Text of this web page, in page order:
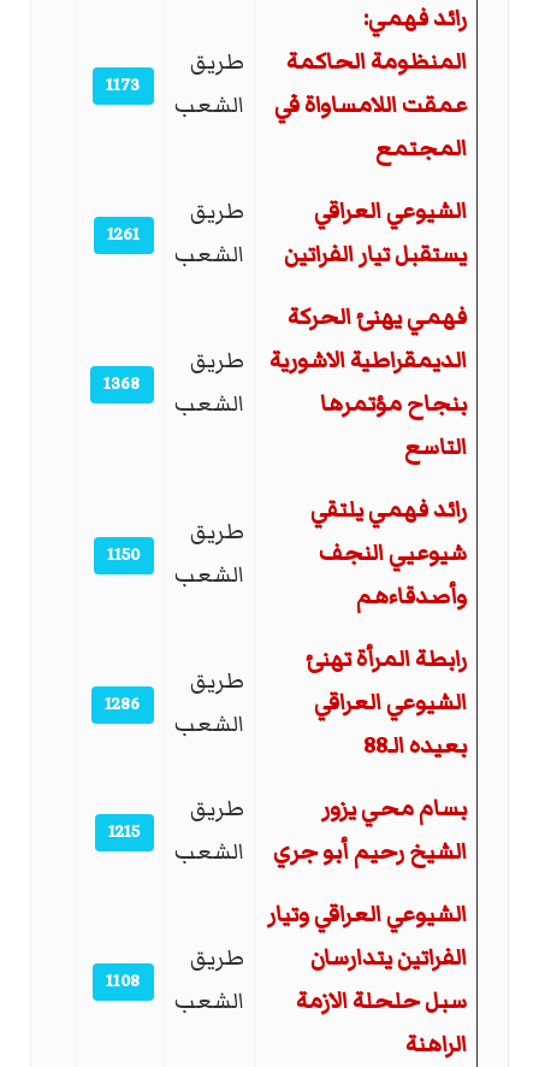
رائد فهمي:
المنظومة الحاكمة
عمقت اللامساواة في
المجتمع
طريق
الشعب
1173
الشيوعي العراقي
يستقبل تيار الفراتين
طريق
الشعب
1261
فهمي يهنئ الحركة
الديمقراطية الاشورية
بنجاح مؤتمرها
التاسع
طريق
الشعب
1368
رائد فهمي يلتقي
شيوعيي النجف
وأصدقاءهم
طريق
الشعب
1150
رابطة المرأة تهنئ
الشيوعي العراقي
بعيده الـ88
طريق
الشعب
1286
بسام محي يزور
الشيخ رحيم أبو جري
طريق
الشعب
1215
الشيوعي العراقي وتيار
الفراتين يتدارسان
سبل حلحلة الازمة
الراهنة
طريق
الشعب
1108